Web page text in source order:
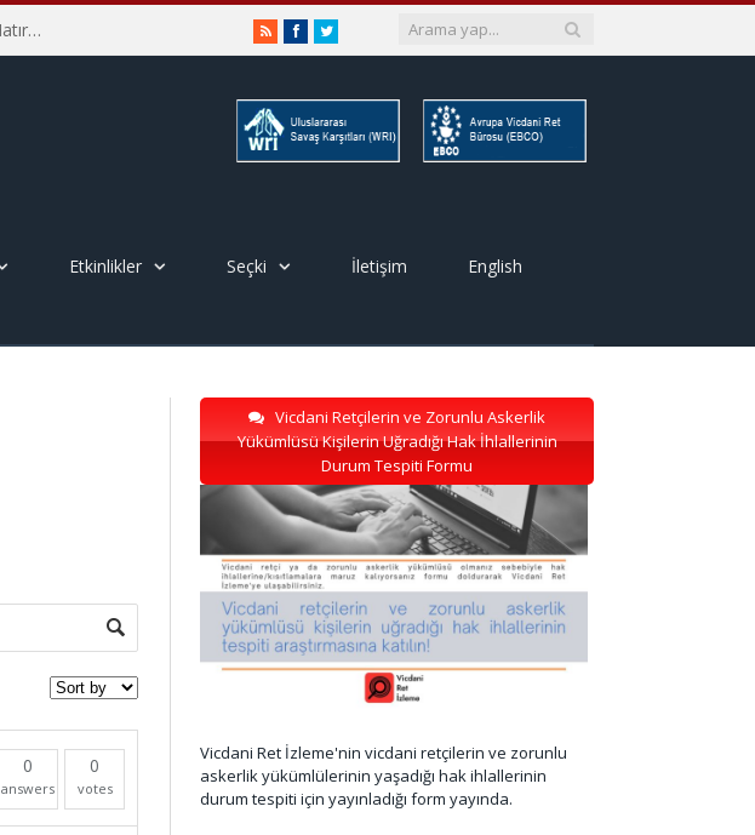
Hiroşima’nın 81. Yılında İtalyan Savaş Karşıtları Harekete Geçti: “Hatırlamak yeterli değil” RSSFacebookTwitter
Etkinlikler Seçki İletişim English
0
answers
0
votes
Vicdani Retçilerin ve Zorunlu Askerlik
Yükümlüsü Kişilerin Uğradığı Hak İhlallerinin
Durum Tespiti Formu
Vicdani Ret İzleme'nin vicdani retçilerin ve zorunlu
askerlik yükümlülerinin yaşadığı hak ihlallerinin
durum tespiti için yayınladığı form yayında.